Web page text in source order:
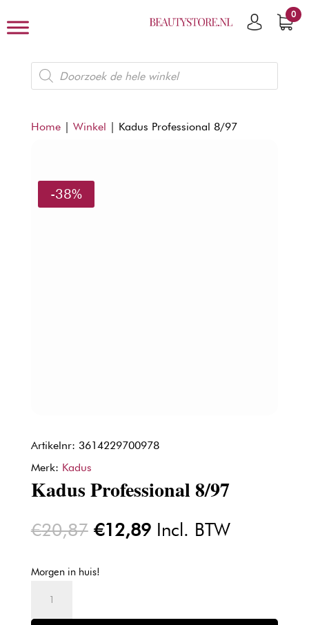
0
Producten
zoeken
Home| Winkel | Kadus Professional 8/97
-38%
Artikelnr: 3614229700978
Merk: Kadus
Kadus Professional 8/97
€20,87 Oorspronkelijke
was:
€12,89Huidige
Incl. BTW
Morgen in huis!